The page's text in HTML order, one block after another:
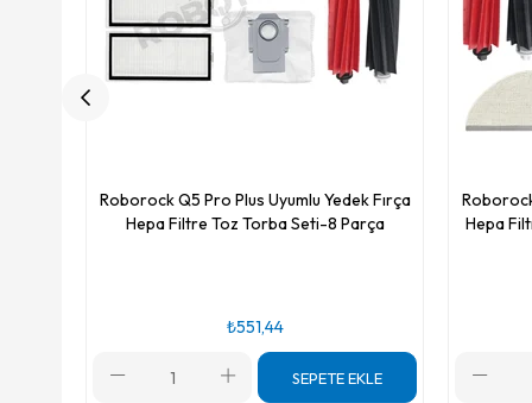
Roborock Q5 Pro Plus Uyumlu Yedek Fırça
Hepa Filtre Toz Torba Seti-8 Parça
₺551,44
SEPETE EKLE
Hepa